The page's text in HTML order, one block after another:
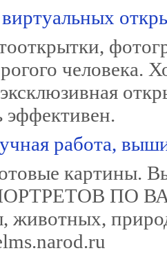
человека.
эффективен.
работа,
картины.
ПО
животных,